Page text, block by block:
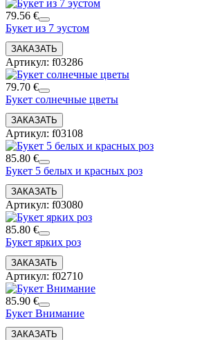
79.56 €
Букет из 7 эустом
Артикул: f03286
79.70 €
Букет солнечные цветы
Артикул: f03108
85.80 €
Букет 5 белых и красных роз
Артикул: f03080
85.80 €
Букет ярких роз
Артикул: f02710
85.90 €
Букет Внимание